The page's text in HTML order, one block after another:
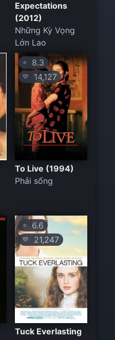
Expectations
(2012)
Những Kỳ Vọng
Lớn Lao
⭐ 8.3
💛 14,127
To Live (1994)
Phải sống
⭐ 6.6
💛 21,247
Tuck Everlasting